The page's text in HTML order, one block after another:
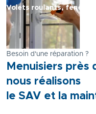
Besoin d'une réparation ?
Menuisiers près
nous réalisons
le SAV et la
Volets roulants,